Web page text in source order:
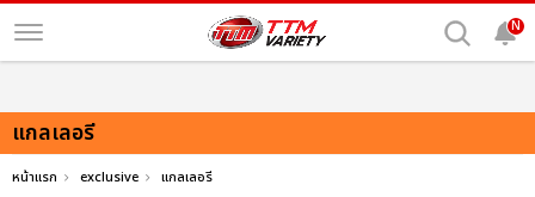
N
แกลเลอรี
หน้าแรก exclusive แกลเลอรี